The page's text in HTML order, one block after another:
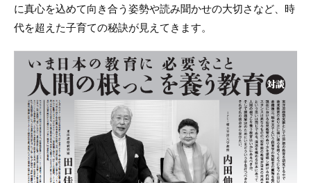
に真心を込めて向き合う姿勢や読み聞かせの大切さなど、時
代を超えた子育ての秘訣が見えてきます。